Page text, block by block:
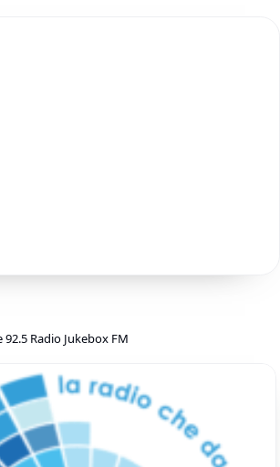
Radio Jukebox FM